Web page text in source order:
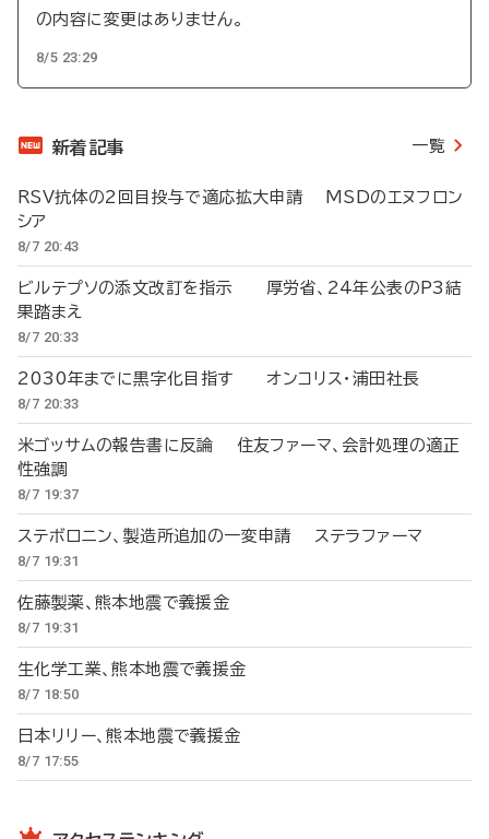
の内容に変更はありません。
8/5 23:29
新着記事 一覧
RSV抗体の2回目投与で適応拡大申請 MSDのエヌフロン
シア
8/7 20:43
ビルテプソの添文改訂を指示 厚労省、24年公表のP3結
果踏まえ
8/7 20:33
2030年までに黒字化目指す オンコリス・浦田社長
8/7 20:33
米ゴッサムの報告書に反論 住友ファーマ、会計処理の適正
性強調
8/7 19:37
ステボロニン、製造所追加の一変申請 ステラファーマ
8/7 19:31
佐藤製薬、熊本地震で義援金
8/7 19:31
生化学工業、熊本地震で義援金
8/7 18:50
日本リリー、熊本地震で義援金
8/7 17:55